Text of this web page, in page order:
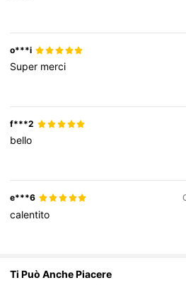
o***i
Super merci
f***2
bello
e***6
calentito
Ti Può Anche Piacere